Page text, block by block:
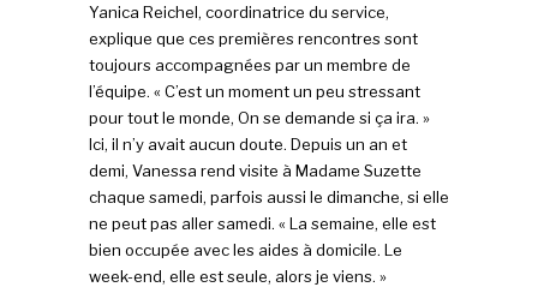
Yanica Reichel, coordinatrice du service,
explique que ces premières rencontres sont
toujours accompagnées par un membre de
l’équipe. « C’est un moment un peu stressant
pour tout le monde, On se demande si ça ira. »
Ici, il n’y avait aucun doute. Depuis un an et
demi, Vanessa rend visite à Madame Suzette
chaque samedi, parfois aussi le dimanche, si elle
ne peut pas aller samedi. « La semaine, elle est
bien occupée avec les aides à domicile. Le
week-end, elle est seule, alors je viens. »